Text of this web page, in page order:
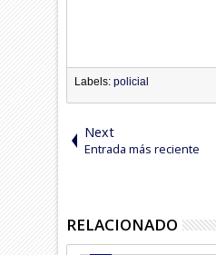
Labels:policial
Next
Entrada más reciente
RELACIONADO